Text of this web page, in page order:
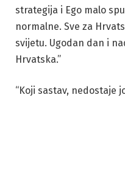
strategija i Ego malo
normalne. Sve za
svijetu. Ugodan dan i
Hrvatska.”
“Koji sastav, nedostaje